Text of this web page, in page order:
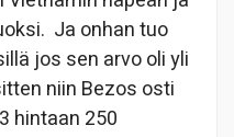
Ja onhan tuo
jos sen arvo oli yli
niin Bezos osti
hintaan 250